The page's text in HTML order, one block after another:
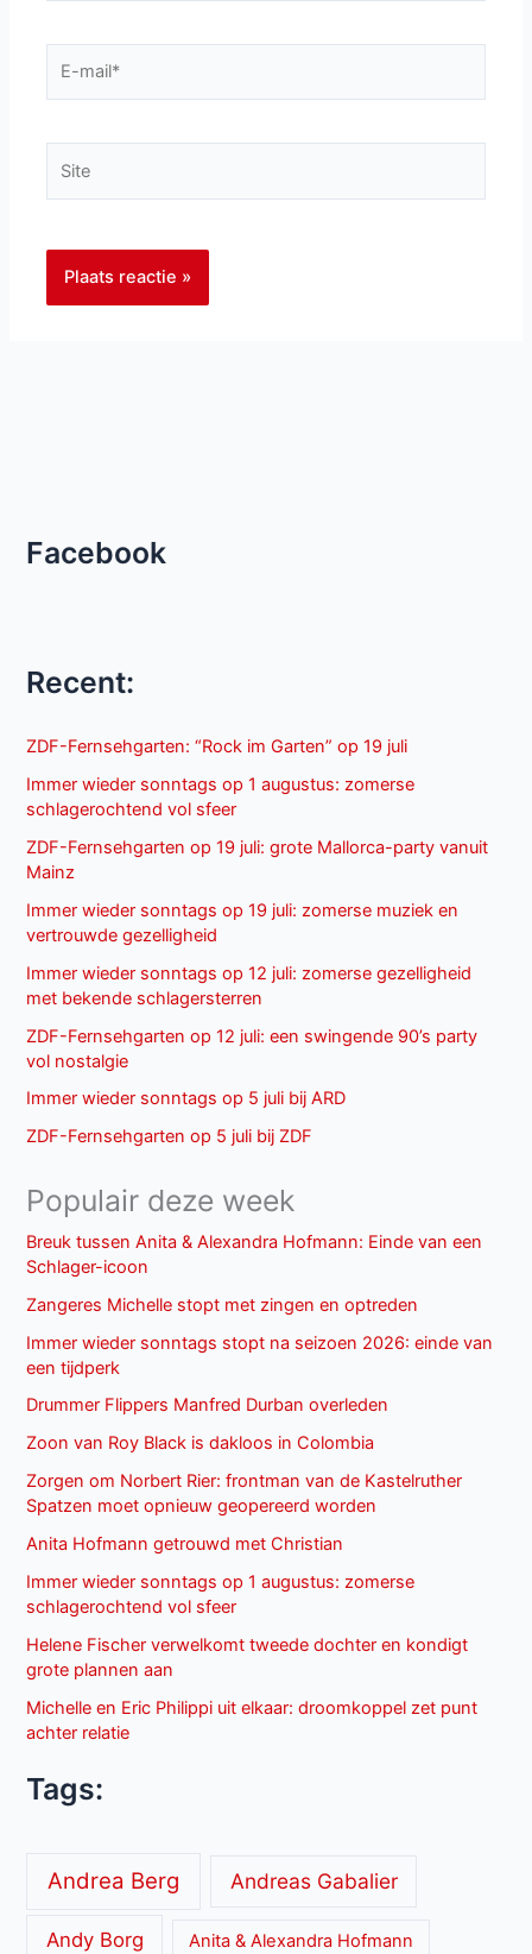
Facebook
Recent:
ZDF-Fernsehgarten: “Rock im Garten” op 19 juli
Immer wieder sonntags op 1 augustus: zomerse
schlagerochtend vol sfeer
ZDF-Fernsehgarten op 19 juli: grote Mallorca-party vanuit
Mainz
Immer wieder sonntags op 19 juli: zomerse muziek en
vertrouwde gezelligheid
Immer wieder sonntags op 12 juli: zomerse gezelligheid
met bekende schlagersterren
ZDF-Fernsehgarten op 12 juli: een swingende 90’s party
vol nostalgie
Immer wieder sonntags op 5 juli bij ARD
ZDF-Fernsehgarten op 5 juli bij ZDF
Populair deze week
Breuk tussen Anita & Alexandra Hofmann: Einde van een
Schlager-icoon
Zangeres Michelle stopt met zingen en optreden
Immer wieder sonntags stopt na seizoen 2026: einde van
een tijdperk
Drummer Flippers Manfred Durban overleden
Zoon van Roy Black is dakloos in Colombia
Zorgen om Norbert Rier: frontman van de Kastelruther
Spatzen moet opnieuw geopereerd worden
Anita Hofmann getrouwd met Christian
Immer wieder sonntags op 1 augustus: zomerse
schlagerochtend vol sfeer
Helene Fischer verwelkomt tweede dochter en kondigt
grote plannen aan
Michelle en Eric Philippi uit elkaar: droomkoppel zet punt
achter relatie
Tags:
Andrea Berg Andreas Gabalier
Andy Borg Anita & Alexandra Hofmann